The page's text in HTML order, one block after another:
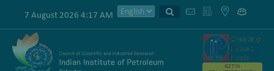
7 August 2026 4:17 AM
GSTIN